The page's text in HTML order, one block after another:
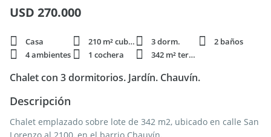
USD 270.000
Casa 210 m² cubie. 3 dorm.
2 baños
4 ambientes
1 cochera 342 m² terren.
Chalet con 3 dormitorios. Jardín. Chauvín.
Descripción
Chalet emplazado sobre lote de 342 m2, ubicado en calle San